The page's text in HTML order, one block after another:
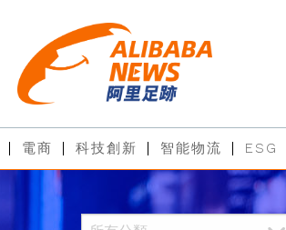
電商 科技創新 智能物流 ESG